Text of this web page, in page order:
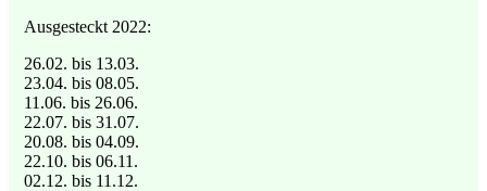
Ausgesteckt 2022:
26.02. bis 13.03.
23.04. bis 08.05.
11.06. bis 26.06.
22.07. bis 31.07.
20.08. bis 04.09.
22.10. bis 06.11.
02.12. bis 11.12.